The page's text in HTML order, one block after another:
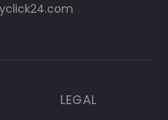
LEGAL